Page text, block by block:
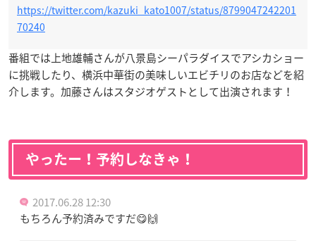
https://twitter.com/kazuki_kato1007/status/8799047242201
70240
番組では上地雄輔さんが八景島シーパラダイスでアシカショー
に挑戦したり、横浜中華街の美味しいエビチリのお店などを紹
介します。加藤さんはスタジオゲストとして出演されます！
やったー！予約しなきゃ！
2017.06.28 12:30
もちろん予約済みですだ😋🙌